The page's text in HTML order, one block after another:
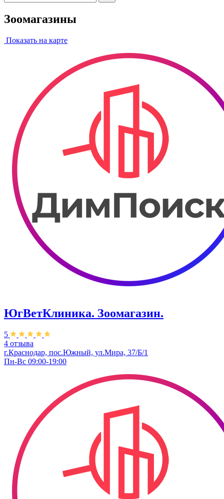
Зоомагазины
Показать на карте
ЮгВетКлиника. Зоомагазин.
5
4 отзыва
г.Краснодар, пос.Южный, ул.Мира, 37/Б/1
Пн-Вс 09:00-19:00